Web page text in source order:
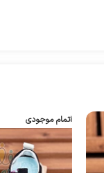
اتمام موجودی